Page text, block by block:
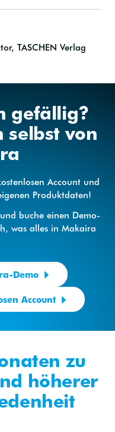
TASCHEN Verlag
gefällig?
selbst von
Account und
Produktdaten!
buche einen Demo-
was alles in Makaira
Demo
Account
zu
höherer